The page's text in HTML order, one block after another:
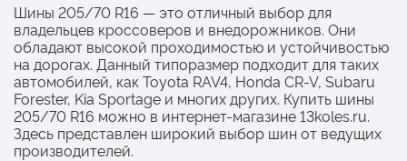
Шины 205/70 R16 — это отличный выбор для
владельцев кроссоверов и внедорожников. Они
обладают высокой проходимостью и устойчивостью
на дорогах. Данный типоразмер подходит для таких
автомобилей, как Toyota RAV4, Honda CR-V, Subaru
Forester, Kia Sportage и многих других. Купить шины
205/70 R16 можно в интернет-магазине 13koles.ru.
Здесь представлен широкий выбор шин от ведущих
производителей.